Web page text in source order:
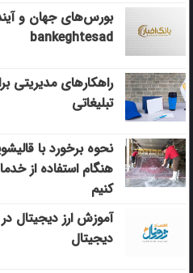
بورس‌های جهان و
bankeghtesad
راهکارهای مدیریتی
تبلیغاتی
نحوه برخورد با
هنگام استفاده از
کنیم
آموزش ارز دیجیتال
دیجیتال